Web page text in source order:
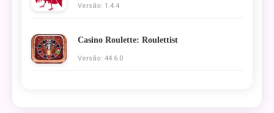
Versão: 1.4.4
Casino Roulette: Roulettist
Versão: 44.6.0